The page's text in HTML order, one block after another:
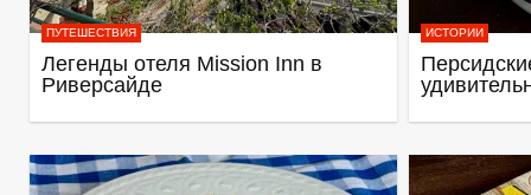
ПУТЕШЕСТВИЯ
Легенды отеля Mission Inn в
Риверсайде
ИСТОРИИ